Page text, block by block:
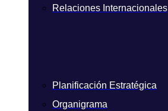
Relaciones Internacionales
Planificación Estratégica
Organigrama